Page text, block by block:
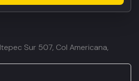
Sur 507, Col Americana,